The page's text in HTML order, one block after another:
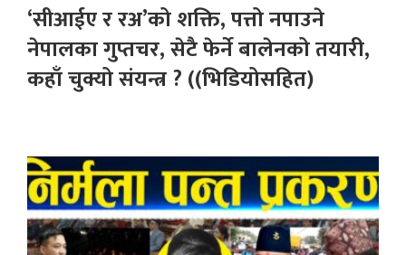
‘सीआईए र रअ’को शक्ति, पत्तो नपाउने
नेपालका गुप्तचर, सेटै फेर्ने बालेनको तयारी,
कहाँ चुक्यो संयन्त्र ? ((भिडियोसहित)